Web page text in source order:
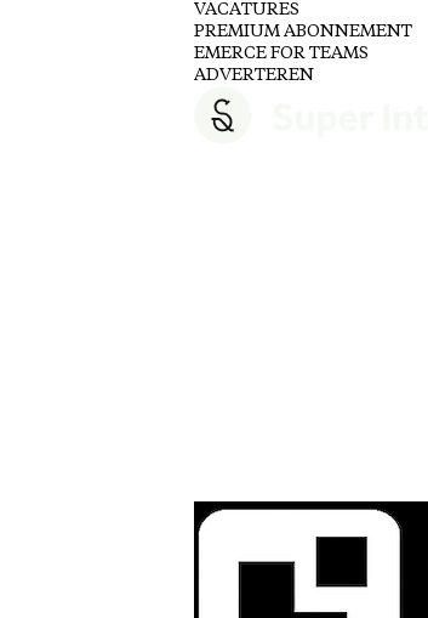
VACATURES
PREMIUM ABONNEMENT
EMERCE FOR TEAMS
ADVERTEREN